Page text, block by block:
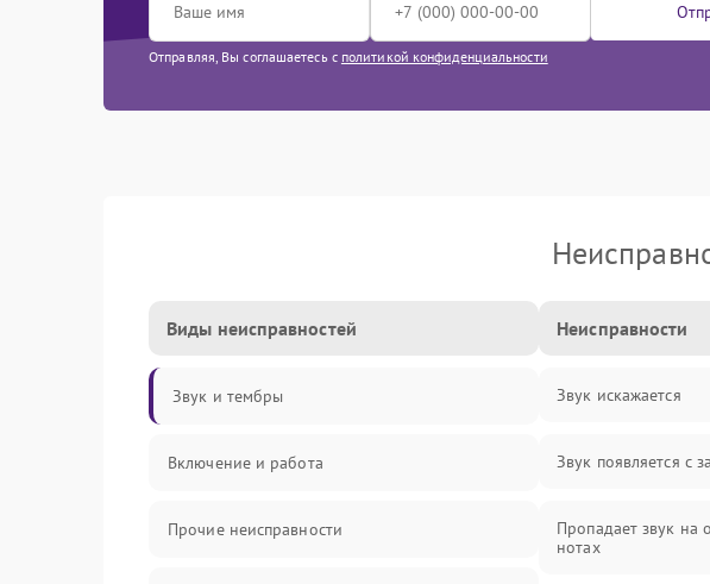
Отправляя, Вы соглашаетесь с политикой конфиденциальности
Виды неисправностей
Звук и тембры
Включение и работа
Прочие неисправности
Неисправности
Звук искажается
Звук появляется с
Пропадает звук на
нотах